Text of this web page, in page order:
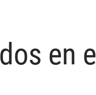
en el